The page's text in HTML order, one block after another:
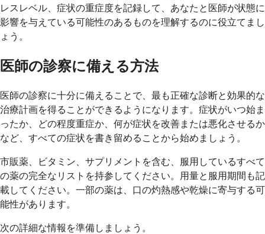
レスレベル、症状の重症度を記録して、あなたと医師が状態に
影響を与えている可能性のあるものを理解するのに役立てまし
ょう。
医師の診察に備える方法
医師の診察に十分に備えることで、最も正確な診断と効果的な
治療計画を得ることができるようになります。症状がいつ始ま
ったか、どの程度重症か、何が症状を改善または悪化させるか
など、すべての症状を書き留めることから始めましょう。
市販薬、ビタミン、サプリメントを含む、服用しているすべて
の薬の完全なリストを持参してください。用量と服用期間も記
載してください。一部の薬は、口の灼熱感や乾燥に寄与する可
能性があります。
次の詳細な情報を準備しましょう。